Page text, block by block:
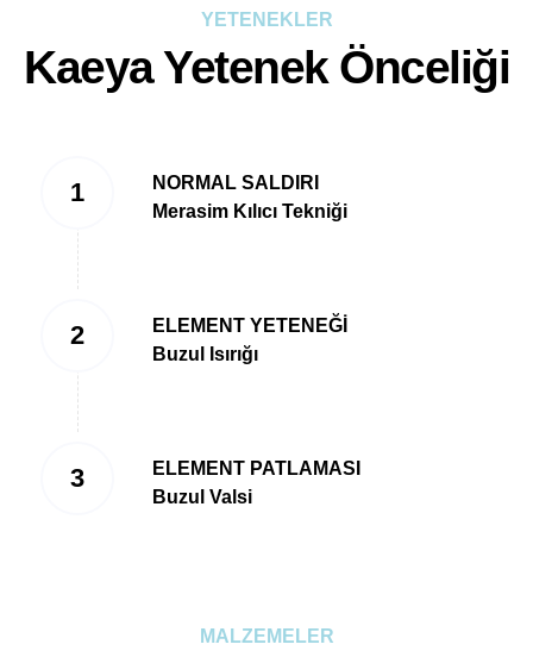
YETENEKLER
Kaeya Yetenek Önceliği
NORMAL SALDIRI
Merasim Kılıcı Tekniği
ELEMENT YETENEĞİ
Buzul Isırığı
ELEMENT PATLAMASI
Buzul Valsi
MALZEMELER